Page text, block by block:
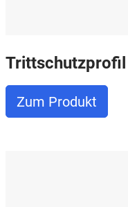
Zum Produkt